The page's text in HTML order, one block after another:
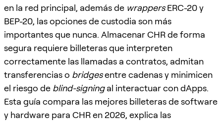
en la red principal, además de wrappersERC-20 y
BEP-20, las opciones de custodia son más
importantes que nunca. Almacenar CHR de forma
segura requiere billeteras que interpreten
correctamente las llamadas a contratos, admitan
transferencias o bridgesentre cadenas y minimicen
el riesgo de blind-signingal interactuar con dApps.
Esta guía compara las mejores billeteras de software
y hardware para CHR en 2026, explica las